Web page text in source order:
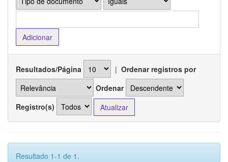
Resultados/Página | Ordenar registros por
Ordenar
Registro(s)
Resultado 1-1 de 1.